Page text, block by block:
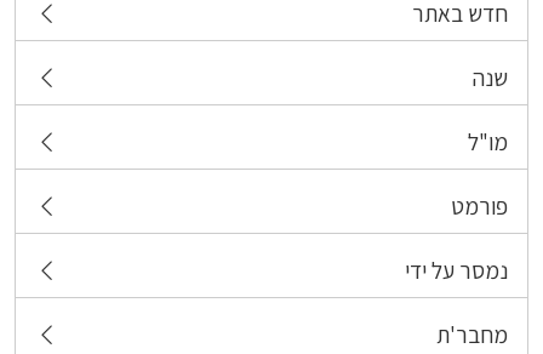
חדש באתר
שנה
מו"ל
פורמט
נמסר על ידי
מחבר'ת